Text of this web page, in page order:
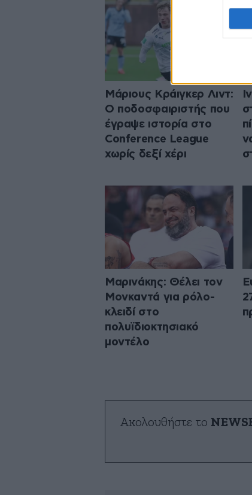
Μάριους Κράιγκερ Λιντ:
Ο ποδοσφαιριστής που
έγραψε ιστορία στο
Conference League
χωρίς δεξί χέρι
Μαρινάκης: Θέλει τον
Μονκαντά για ρόλο-
κλειδί στο
πολυϊδιοκτησιακό
μοντέλο
Ακολουθήστε το